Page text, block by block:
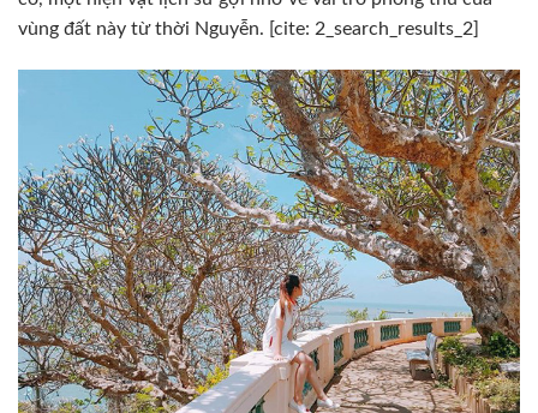
vùng đất này từ thời Nguyễn. [cite: 2_search_results_2]